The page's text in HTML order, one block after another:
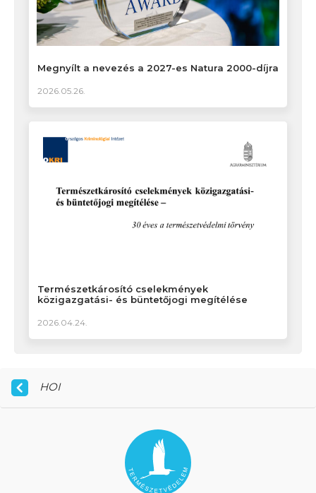
Megnyílt a nevezés a 2027-es Natura 2000-díjra
2026.05.26.
Természetkárosító cselekmények
közigazgatási- és büntetőjogi megítélése
2026.04.24.
HOI